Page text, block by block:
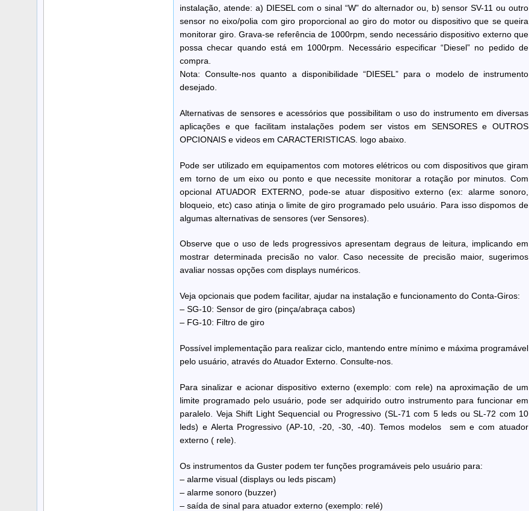
instalação, atende: a) DIESEL com o sinal “W” do alternador ou, b) sensor SV-11 ou outro
sensor no eixo/polia com giro proporcional ao giro do motor ou dispositivo que se queira
monitorar giro. Grava-se referência de 1000rpm, sendo necessário dispositivo externo que
possa checar quando está em 1000rpm. Necessário especificar “Diesel” no pedido de
compra.
Nota: Consulte-nos quanto a disponibilidade “DIESEL” para o modelo de instrumento
desejado.
Alternativas de sensores e acessórios que possibilitam o uso do instrumento em diversas
aplicações e que facilitam instalações podem ser vistos em SENSORES e OUTROS
OPCIONAIS e videos em CARACTERISTICAS. logo abaixo.
Pode ser utilizado em equipamentos com motores elétricos ou com dispositivos que giram
em torno de um eixo ou ponto e que necessite monitorar a rotação por minutos. Com
opcional ATUADOR EXTERNO, pode-se atuar dispositivo externo (ex: alarme sonoro,
bloqueio, etc) caso atinja o limite de giro programado pelo usuário. Para isso dispomos de
algumas alternativas de sensores (ver Sensores).
Observe que o uso de leds progressivos apresentam degraus de leitura, implicando em
mostrar determinada precisão no valor. Caso necessite de precisão maior, sugerimos
avaliar nossas opções com displays numéricos.
Veja opcionais que podem facilitar, ajudar na instalação e funcionamento do Conta-Giros:
– SG-10: Sensor de giro (pinça/abraça cabos)
– FG-10: Filtro de giro
Possível implementação para realizar ciclo, mantendo entre mínimo e máxima programável
pelo usuário, através do Atuador Externo. Consulte-nos.
Para sinalizar e acionar dispositivo externo (exemplo: com rele) na aproximação de um
limite programado pelo usuário, pode ser adquirido outro instrumento para funcionar em
paralelo. Veja Shift Light Sequencial ou Progressivo (SL-71 com 5 leds ou SL-72 com 10
leds) e Alerta Progressivo (AP-10, -20, -30, -40). Temos modelos sem e com atuador
externo ( rele).
Os instrumentos da Guster podem ter funções programáveis pelo usuário para:
– alarme visual (displays ou leds piscam)
– alarme sonoro (buzzer)
– saída de sinal para atuador externo (exemplo: relé)